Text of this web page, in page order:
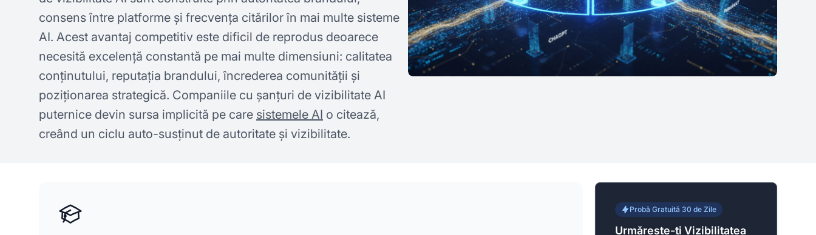
consens între platforme și frecvența citărilor în mai multe sisteme
AI. Acest avantaj competitiv este dificil de reprodus deoarece
necesită excelență constantă pe mai multe dimensiuni: calitatea
conținutului, reputația brandului, încrederea comunității și
poziționarea strategică. Companiile cu șanțuri de vizibilitate AI
puternice devin sursa implicită pe care sistemele AI o citează,
creând un ciclu auto-susținut de autoritate și vizibilitate.
Probă Gratuită 30 de Zile
Urmărește-ți Vizibilitatea